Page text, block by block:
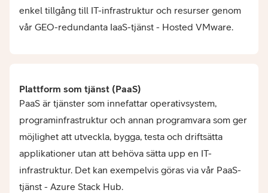
enkel tillgång till IT-infrastruktur och resurser genom
vår GEO-redundanta IaaS-tjänst - Hosted VMware.
Plattform som tjänst (PaaS)
PaaS är tjänster som innefattar operativsystem,
programinfrastruktur och annan programvara som ger
möjlighet att utveckla, bygga, testa och driftsätta
applikationer utan att behöva sätta upp en IT-
infrastruktur. Det kan exempelvis göras via vår PaaS-
tjänst - Azure Stack Hub.